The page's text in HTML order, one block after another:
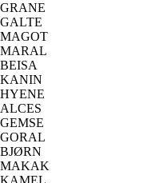
GRANE
GALTE
MAGOT
MARAL
BEISA
KANIN
HYENE
ALCES
GEMSE
GORAL
BJØRN
MAKAK
KAMEL